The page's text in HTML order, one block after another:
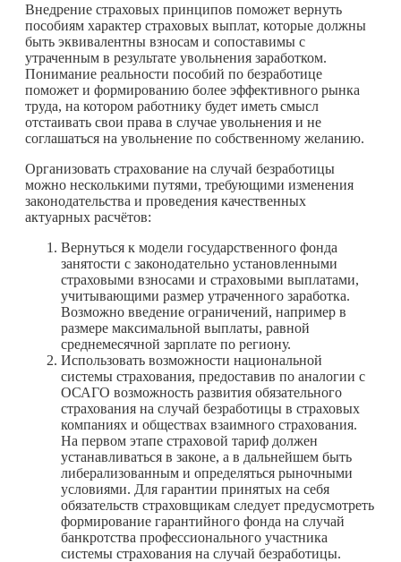
Внедрение страховых принципов поможет вернуть
пособиям характер страховых выплат, которые должны
быть эквивалентны взносам и сопоставимы с
утраченным в результате увольнения заработком.
Понимание реальности пособий по безработице
поможет и формированию более эффективного рынка
труда, на котором работнику будет иметь смысл
отстаивать свои права в случае увольнения и не
соглашаться на увольнение по собственному желанию.
Организовать страхование на случай безработицы
можно несколькими путями, требующими изменения
законодательства и проведения качественных
актуарных расчётов:
Вернуться к модели государственного фонда
занятости с законодательно установленными
страховыми взносами и страховыми выплатами,
учитывающими размер утраченного заработка.
Возможно введение ограничений, например в
размере максимальной выплаты, равной
среднемесячной зарплате по региону.
Использовать возможности национальной
системы страхования, предоставив по аналогии с
ОСАГО возможность развития обязательного
страхования на случай безработицы в страховых
компаниях и обществах взаимного страхования.
На первом этапе страховой тариф должен
устанавливаться в законе, а в дальнейшем быть
либерализованным и определяться рыночными
условиями. Для гарантии принятых на себя
обязательств страховщикам следует предусмотреть
формирование гарантийного фонда на случай
банкротства профессионального участника
системы страхования на случай безработицы.